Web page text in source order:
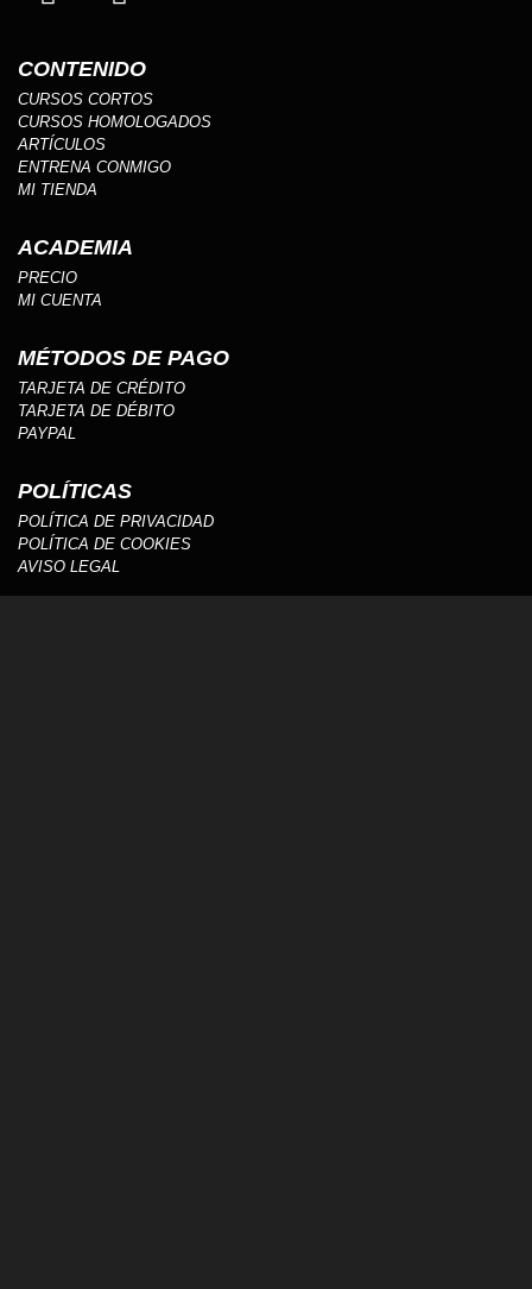
CONTENIDO
CURSOS CORTOS
CURSOS HOMOLOGADOS
ARTÍCULOS
ENTRENA CONMIGO
MI TIENDA
ACADEMIA
PRECIO
MI CUENTA
MÉTODOS DE PAGO
TARJETA DE CRÉDITO
TARJETA DE DÉBITO
PAYPAL
POLÍTICAS
POLÍTICA DE PRIVACIDAD
POLÍTICA DE COOKIES
AVISO LEGAL